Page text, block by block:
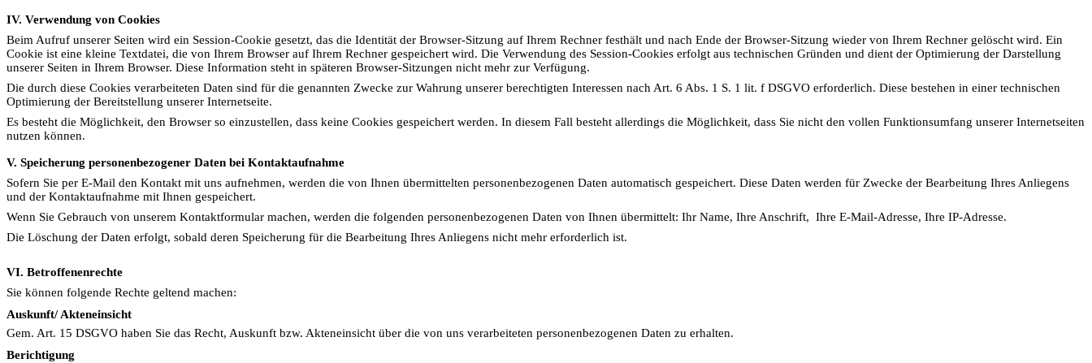
IV. Verwendung von Cookies
Beim Aufruf unserer Seiten wird ein Session-Cookie gesetzt, das die Identität der Browser-Sitzung auf Ihrem Rechner festhält und nach Ende der Browser-Sitzung wieder von Ihrem Rechner gelöscht wird. Ein
Cookie ist eine kleine Textdatei, die von Ihrem Browser auf Ihrem Rechner gespeichert wird. Die Verwendung des Session-Cookies erfolgt aus technischen Gründen und dient der Optimierung der Darstellung
unserer Seiten in Ihrem Browser. Diese Information steht in späteren Browser-Sitzungen nicht mehr zur Verfügung.
Die durch diese Cookies verarbeiteten Daten sind für die genannten Zwecke zur Wahrung unserer berechtigten Interessen nach Art. 6 Abs. 1 S. 1 lit. f DSGVO erforderlich. Diese bestehen in einer technischen
Optimierung der Bereitstellung unserer Internetseite.
Es besteht die Möglichkeit, den Browser so einzustellen, dass keine Cookies gespeichert werden. In diesem Fall besteht allerdings die Möglichkeit, dass Sie nicht den vollen Funktionsumfang unserer Internetseiten
nutzen können.
V. Speicherung personenbezogener Daten bei Kontaktaufnahme
Sofern Sie per E-Mail den Kontakt mit uns aufnehmen, werden die von Ihnen übermittelten personenbezogenen Daten automatisch gespeichert. Diese Daten werden für Zwecke der Bearbeitung Ihres Anliegens
und der Kontaktaufnahme mit Ihnen gespeichert.
Wenn Sie Gebrauch von unserem Kontaktformular machen, werden die folgenden personenbezogenen Daten von Ihnen übermittelt: Ihr Name, Ihre Anschrift, Ihre E-Mail-Adresse, Ihre IP-Adresse.
Die Löschung der Daten erfolgt, sobald deren Speicherung für die Bearbeitung Ihres Anliegens nicht mehr erforderlich ist.
VI. Betroffenenrechte
Sie können folgende Rechte geltend machen:
Auskunft/ Akteneinsicht
Gem. Art. 15 DSGVO haben Sie das Recht, Auskunft bzw. Akteneinsicht über die von uns verarbeiteten personenbezogenen Daten zu erhalten.
Berichtigung